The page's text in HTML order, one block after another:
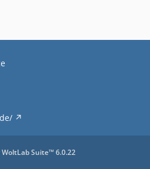
WoltLab Suite™ 6.0.22